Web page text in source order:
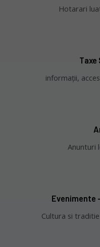
Hotarari
Taxe
informații,
Anunturi
Evenimente
Cultura si